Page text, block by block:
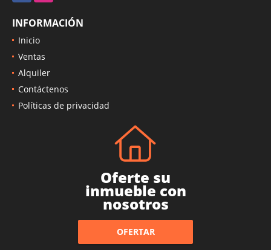
INFORMACIÓN
Inicio
Ventas
Alquiler
Contáctenos
Políticas de privacidad
Oferte su
inmueble con
nosotros
OFERTAR